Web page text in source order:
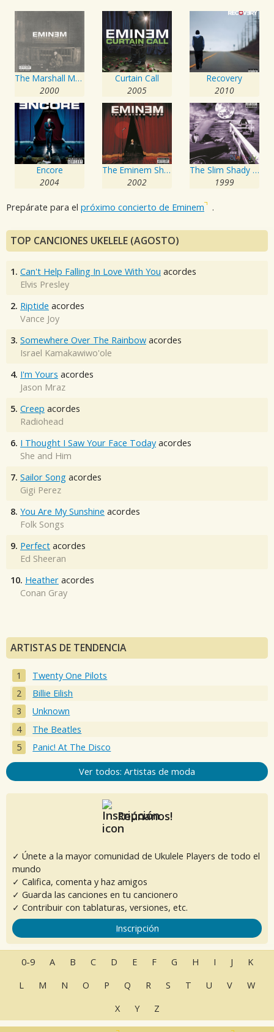
The Marshall Mathers LP
2000
Curtain Call
2005
Recovery
2010
Encore
2004
The Eminem Show
2002
The Slim Shady LP
1999
Prepárate para el próximo concierto de Eminem .
TOP CANCIONES UKELELE (AGOSTO)
1. Can't Help Falling In Love With You acordes
Elvis Presley
2. Riptide acordes
Vance Joy
3. Somewhere Over The Rainbow acordes
Israel Kamakawiwo'ole
4. I'm Yours acordes
Jason Mraz
5. Creep acordes
Radiohead
6. I Thought I Saw Your Face Today acordes
She and Him
7. Sailor Song acordes
Gigi Perez
8. You Are My Sunshine acordes
Folk Songs
9. Perfect acordes
Ed Sheeran
10. Heather acordes
Conan Gray
ARTISTAS DE TENDENCIA
Twenty One Pilots
Billie Eilish
Unknown
The Beatles
Panic! At The Disco
Ver todos: Artistas de moda
Reúnanos!
✓ Únete a la mayor comunidad de Ukulele Players de todo el
mundo
✓ Califica, comenta y haz amigos
✓ Guarda las canciones en tu cancionero
✓ Contribuir con tablaturas, versiones, etc.
Inscripción
0-9 A B C D E F G H I J
K
L
M N O P Q R S T U V
W
X
Y Z